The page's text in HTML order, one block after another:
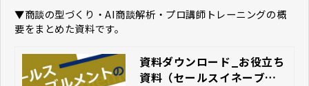
▼商談の型づくり・AI商談解析・プロ講師トレーニングの概
要をまとめた資料です。
資料ダウンロード_お役立ち
資料（セールスイネーブル